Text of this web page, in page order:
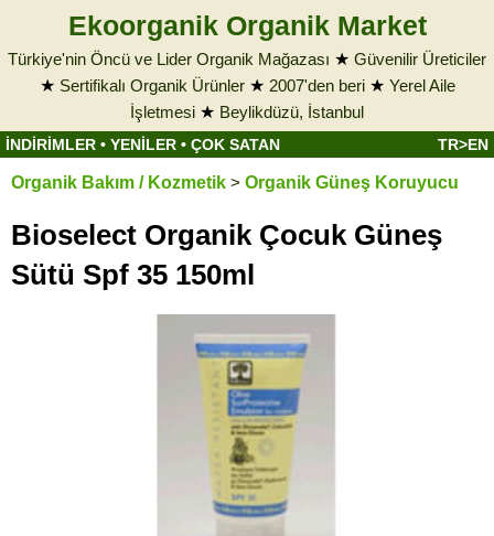
Ekoorganik Organik Market
Türkiye'nin Öncü ve Lider Organik Mağazası ★ Güvenilir Üreticiler
★ Sertifikalı Organik Ürünler★ 2007'den beri★ Yerel Aile
İşletmesi ★ Beylikdüzü, İstanbul
İNDİRİMLER • YENİLER • ÇOK SATAN TR>EN
Organik Bakım / Kozmetik > Organik Güneş Koruyucu
Bioselect Organik Çocuk Güneş
Sütü Spf 35 150ml